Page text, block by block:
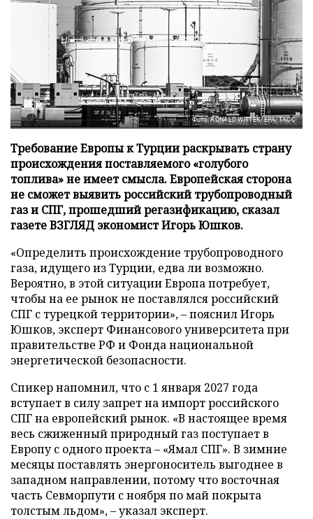
Фото: RONALD WITTEK/EPA/ТАСС
Требование Европы к Турции раскрывать страну
происхождения поставляемого «голубого
топлива» не имеет смысла. Европейская сторона
не сможет выявить российский трубопроводный
газ и СПГ, прошедший регазификацию, сказал
газете ВЗГЛЯД экономист Игорь Юшков.
«Определить происхождение трубопроводного
газа, идущего из Турции, едва ли возможно.
Вероятно, в этой ситуации Европа потребует,
чтобы на ее рынок не поставлялся российский
СПГ с турецкой территории», – пояснил Игорь
Юшков, эксперт Финансового университета при
правительстве РФ и Фонда национальной
энергетической безопасности.
Спикер напомнил, что с 1 января 2027 года
вступает в силу запрет на импорт российского
СПГ на европейский рынок. «В настоящее время
весь сжиженный природный газ поступает в
Европу с одного проекта – «Ямал СПГ». В зимние
месяцы поставлять энергоноситель выгоднее в
западном направлении, потому что восточная
часть Севморпути с ноября по май покрыта
толстым льдом», – указал эксперт.